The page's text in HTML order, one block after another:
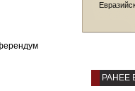
РАНЕЕ